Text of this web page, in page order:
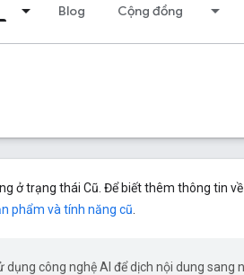
Blog Cộng đồng
ở trạng thái Cũ. Để biết thêm thông tin
phẩm và tính năng cũ
dụng công nghệ AI để dịch nội dung sang